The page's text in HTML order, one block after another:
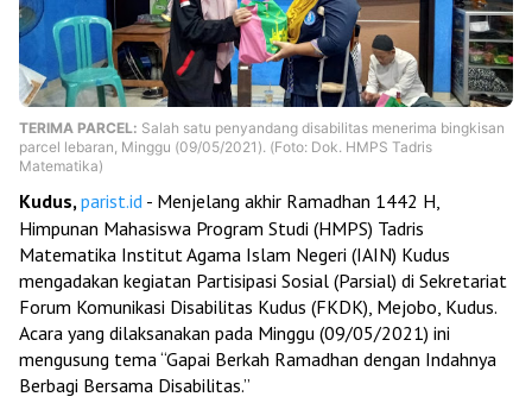
TERIMA PARCEL: Salah satu penyandang disabilitas menerima bingkisan
parcel lebaran, Minggu (09/05/2021). (Foto: Dok. HMPS Tadris
Matematika)
Kudus, parist.id - Menjelang akhir Ramadhan 1442 H,
Himpunan Mahasiswa Program Studi (HMPS) Tadris
Matematika Institut Agama Islam Negeri (IAIN) Kudus
mengadakan kegiatan Partisipasi Sosial (Parsial) di Sekretariat
Forum Komunikasi Disabilitas Kudus (FKDK), Mejobo, Kudus.
Acara yang dilaksanakan pada Minggu (09/05/2021) ini
mengusung tema “Gapai Berkah Ramadhan dengan Indahnya
Berbagi Bersama Disabilitas.”